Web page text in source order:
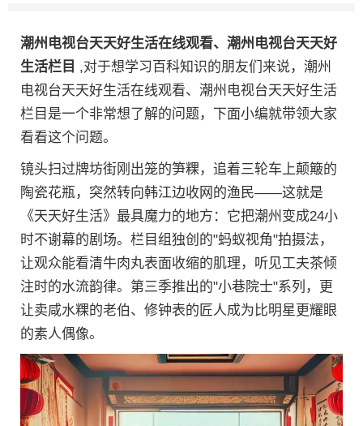
潮州电视台天天好生活在线观看、潮州电视台天天好
生活栏目 ,对于想学习百科知识的朋友们来说，潮州
电视台天天好生活在线观看、潮州电视台天天好生活
栏目是一个非常想了解的问题，下面小编就带领大家
看看这个问题。
镜头扫过牌坊街刚出笼的笋粿，追着三轮车上颠簸的
陶瓷花瓶，突然转向韩江边收网的渔民——这就是
《天天好生活》最具魔力的地方：它把潮州变成24小
时不谢幕的剧场。栏目组独创的"蚂蚁视角"拍摄法，
让观众能看清牛肉丸表面收缩的肌理，听见工夫茶倾
注时的水流韵律。第三季推出的"小巷院士"系列，更
让卖咸水粿的老伯、修钟表的匠人成为比明星更耀眼
的素人偶像。